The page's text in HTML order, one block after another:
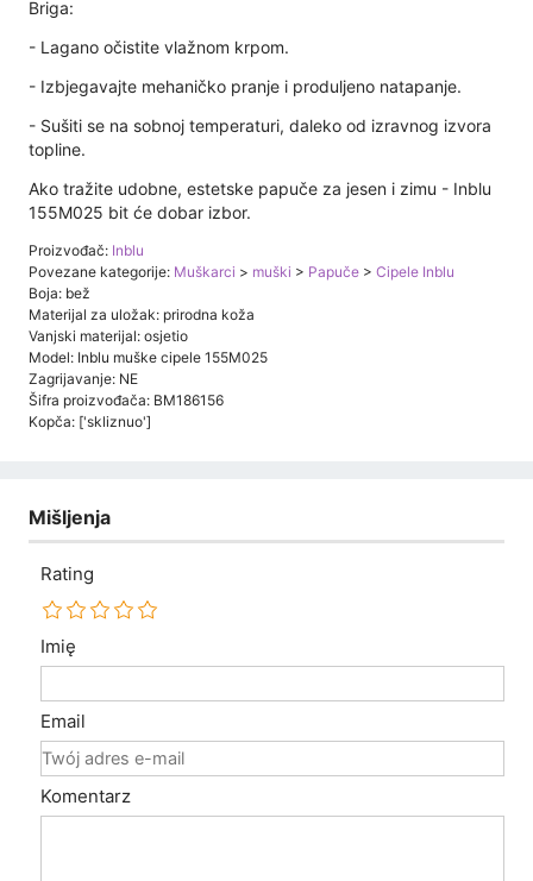
Briga:
- Lagano očistite vlažnom krpom.
- Izbjegavajte mehaničko pranje i produljeno natapanje.
- Sušiti se na sobnoj temperaturi, daleko od izravnog izvora
topline.
Ako tražite udobne, estetske papuče za jesen i zimu - Inblu
155M025 bit će dobar izbor.
Proizvođač: Inblu
Povezane kategorije: Muškarci > muški > Papuče > Cipele Inblu
Boja: bež
Materijal za uložak: prirodna koža
Vanjski materijal: osjetio
Model: Inblu muške cipele 155M025
Zagrijavanje: NE
Šifra proizvođača: BM186156
Kopča: ['skliznuo']
Mišljenja
Rating
Imię
Email
Komentarz